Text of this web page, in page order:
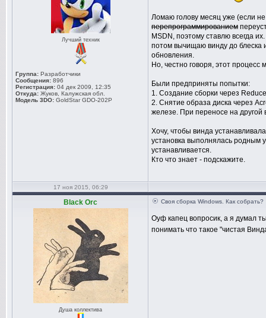
Лучший техник
Группа: Разработчики
Сообщения: 896
Регистрация: 04 дек 2009, 12:35
Откуда: Жуков, Калужская обл.
Модель 3DO: GoldStar GDO-202P
Ломаю голову месяц уже (если
перепрограммированием
MSDN, поэтому ставлю всегда
потом вычищаю винду до блеска
обновления.
Но, честно говоря, этот
Были предприняты попытки:
1. Создание сборки через
2. Снятие образа диска через
железе. При переносе на другой
Хочу, чтобы винда
установка выполнялась родным
устанавливается.
Кто что знает - подскажите.
17 ноя 2015, 06:29
Black Orc
Душа коллектива
Своя сборка Windows. Как собрать?
Оуф капец вопросик, а я думал
понимать что такое "чистая